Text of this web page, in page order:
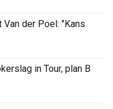
der Poel: "Kans
in Tour, plan B